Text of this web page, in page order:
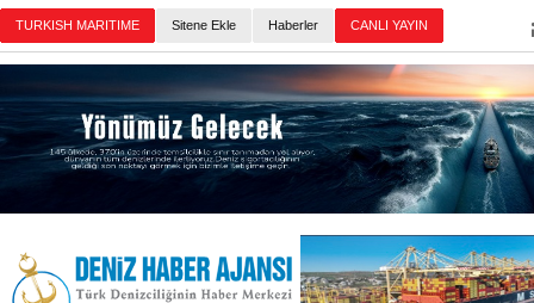
Sitene Ekle Haberler